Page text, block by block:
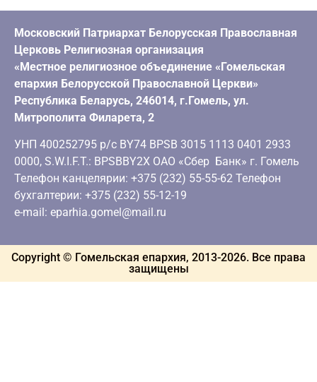
Московский Патриархат Белорусская Православная
Церковь Религиозная организация
«Местное религиозное объединение «Гомельская
епархия Белорусской Православной Церкви»
Республика Беларусь, 246014, г.Гомель, ул.
Митрополита Филарета, 2
УНП 400252795 р/с BY74 BPSB 3015 1113 0401 2933
0000, S.W.I.F.T.: BPSBBY2X ОАО «Сбер Банк» г. Гомель
Телефон канцелярии: +375 (232) 55-55-62 Телефон
бухгалтерии: +375 (232) 55-12-19
e-mail: eparhia.gomel@mail.ru
Copyright © Гомельская епархия, 2013-2026. Все права
защищены